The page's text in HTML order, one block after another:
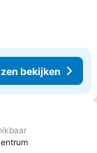
bekijken
favorieten